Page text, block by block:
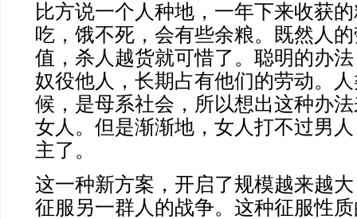
比方说一个人种地，一年下来收获
吃，饿不死，会有些余粮。既然人
值，杀人越货就可惜了。聪明的办
奴役他人，长期占有他们的劳动。
候，是母系社会，所以想出这种办
女人。但是渐渐地，女人打不过男
主了。
这一种新方案，开启了规模越来越
征服另一群人的战争。这种征服性